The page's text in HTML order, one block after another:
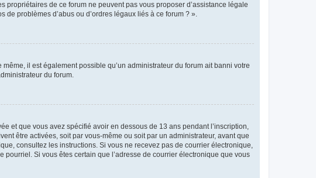
de ce forum ne peuvent pas vous proposer d’assistance légale
problèmes d’abus ou d’ordres légaux liés à ce forum ? ».
il est également possible qu’un administrateur du forum ait banni votre
du forum.
et que vous avez spécifié avoir en dessous de 13 ans pendant l’inscription,
être activées, soit par vous-même ou soit par un administrateur, avant que
consultez les instructions. Si vous ne recevez pas de courrier électronique,
Si vous êtes certain que l’adresse de courrier électronique que vous